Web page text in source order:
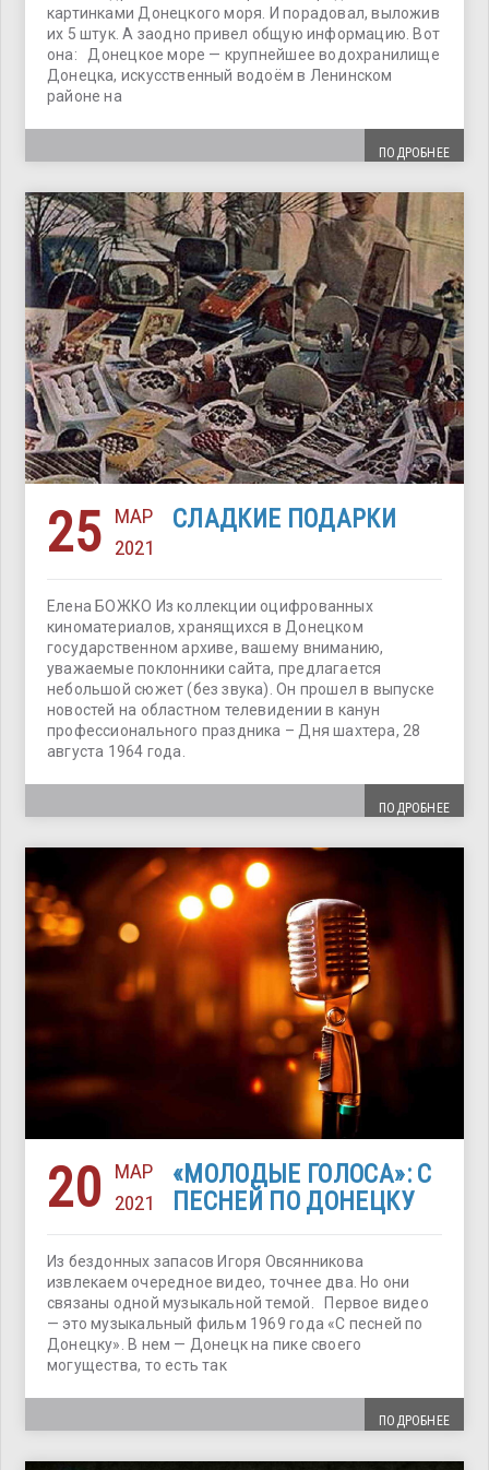
картинками Донецкого моря. И порадовал, выложив
их 5 штук. А заодно привел общую информацию. Вот
она: Донецкое море — крупнейшее водохранилище
Донецка, искусственный водоём в Ленинском
районе на
ПОДРОБНЕЕ
25 МАР
2021
СЛАДКИЕ ПОДАРКИ
Елена БОЖКО Из коллекции оцифрованных
киноматериалов, хранящихся в Донецком
государственном архиве, вашему вниманию,
уважаемые поклонники сайта, предлагается
небольшой сюжет (без звука). Он прошел в выпуске
новостей на областном телевидении в канун
профессионального праздника – Дня шахтера, 28
августа 1964 года.
ПОДРОБНЕЕ
20
МАР
2021
«МОЛОДЫЕ ГОЛОСА»: С
ПЕСНЕЙ ПО ДОНЕЦКУ
Из бездонных запасов Игоря Овсянникова
извлекаем очередное видео, точнее два. Но они
связаны одной музыкальной темой. Первое видео
— это музыкальный фильм 1969 года «С песней по
Донецку». В нем — Донецк на пике своего
могущества, то есть так
ПОДРОБНЕЕ